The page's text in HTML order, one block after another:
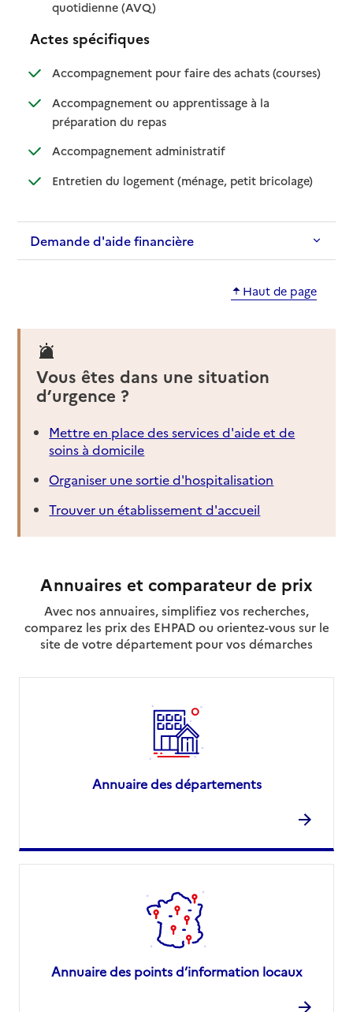
quotidienne (AVQ): disponible
: non disponible
Actes spécifiques
Accompagnement pour faire des achats (courses)
:
: non
Accompagnement ou apprentissage à la
préparation du repas: disponible
: non disponible
Accompagnement administratif: disponible
: non disponible
Entretien du logement (ménage, petit bricolage): disponible
: non
Demande d'aide financière
Haut de page
Vous êtes dans une situation
d’urgence ?
Mettre en place des services d'aide et de
soins à domicile
Organiser une sortie d'hospitalisation
Trouver un établissement d'accueil
Annuaires et comparateur de prix
Avec nos annuaires, simplifiez vos recherches,
comparez les prix des EHPAD ou orientez-vous sur le
site de votre département pour vos démarches
Annuaire des départements
Annuaire des points d’information locaux